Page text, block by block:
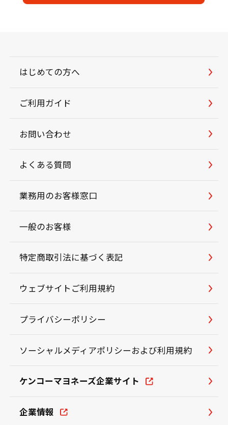
はじめての方へ
ご利用ガイド
お問い合わせ
よくある質問
業務用のお客様窓口
一般のお客様
特定商取引法に基づく表記
ウェブサイトご利用規約
プライバシーポリシー
ソーシャルメディアポリシーおよび利用規約
ケンコーマヨネーズ企業サイト
企業情報